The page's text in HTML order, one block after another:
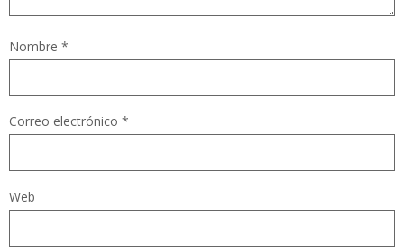
Nombre *
Correo electrónico *
Web